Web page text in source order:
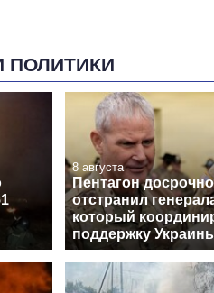
ПОЛИТИКИ
8 августа
Пентагон досрочно
отстранил
который
поддержку